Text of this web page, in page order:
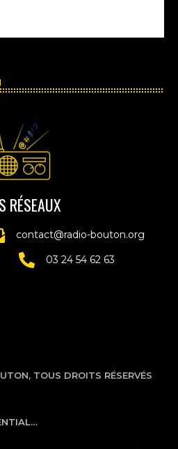
RÉSEAUX
contact@radio-bouton.org
03 24 54 62 63
TOUS DROITS RÉSERVÉS
POLITIQUE DE CONFIDENTIALITÉ